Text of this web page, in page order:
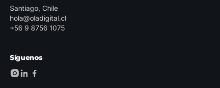
Santiago, Chile
hola@oladigital.cl
+56 9 8756 1075
Síguenos